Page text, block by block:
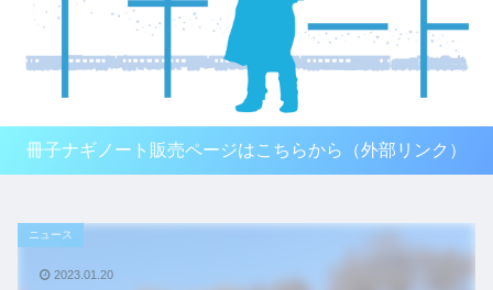
冊子ナギノート販売ページはこちらから（外部リンク）
ニュース
2023.01.20